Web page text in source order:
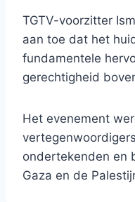
TGTV-voorzitter
aan toe dat het
fundamentele
gerechtigheid
Het evenement
ondertekenden en
Gaza en de